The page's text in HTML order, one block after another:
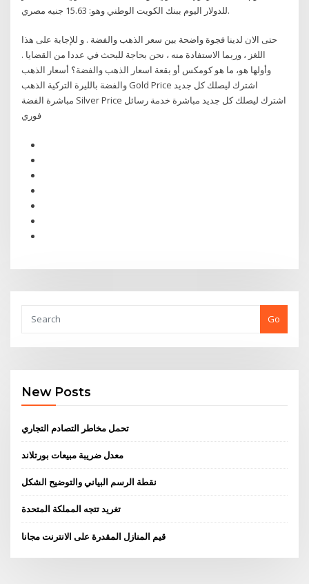
للدولار اليوم ببنك الكويت الوطني وهو: 15.63 جنيه مصري.
حتى الان لدينا فجوة واضحة بين سعر الذهب والفضة . و للإجابة على هذا
اللغز ، وربما الاستفادة منه ، نحن بحاجة للبحث في عددا من القضايا .
وأولها هو، ما هو كومكس أو بقعة اسعار الذهب والفضة؟ أسعار الذهب
والفضة بالليرة التركية الذهب Gold Price اشترك ليصلك كل جديد
مباشرة الفضة Silver Price اشترك ليصلك كل جديد مباشرة خدمة رسائل
فوري
Go
New Posts
تحمل مخاطر التصادم التجاري
معدل ضريبة مبيعات بورتلاند
نقطة الرسم البياني والتوضيح الشكل
تغريد تتجه المملكة المتحدة
قيم المنازل المقدرة على الانترنت مجانا